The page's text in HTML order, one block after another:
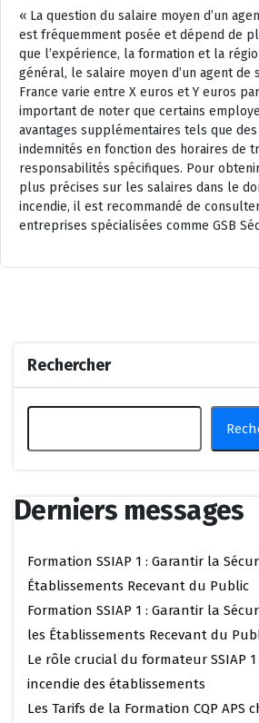
« La question du salaire moyen d’un
est fréquemment posée et dépend de
que l’expérience, la formation et la
général, le salaire moyen d’un agent de
France varie entre X euros et Y euros
important de noter que certains
avantages supplémentaires tels que
indemnités en fonction des horaires de
responsabilités spécifiques. Pour
plus précises sur les salaires dans le
incendie, il est recommandé de
entreprises spécialisées comme GSB
Rechercher
Derniers messages
Formation SSIAP 1 : Garantir la
Établissements Recevant du Public
Formation SSIAP 1 : Garantir la
les Établissements Recevant du
Le rôle crucial du formateur SSIAP
incendie des établissements
Les Tarifs de la Formation CQP APS